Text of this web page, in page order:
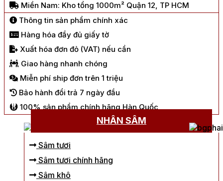
Miền Nam: Kho tổng 1000m² Quận 12, TP HCM
Thông tin sản phẩm chính xác
Hàng hóa đầy đủ giấy tờ
Xuất hóa đơn đỏ (VAT) nếu cần
Giao hàng nhanh chóng
Miễn phí ship đơn trên 1 triệu
Bảo hành đổi trả 7 ngày đầu
100% sản phẩm chính hãng Hàn Quốc
NHÂN SÂM
Sâm tươi
Sâm tươi chính hãng
Sâm khô